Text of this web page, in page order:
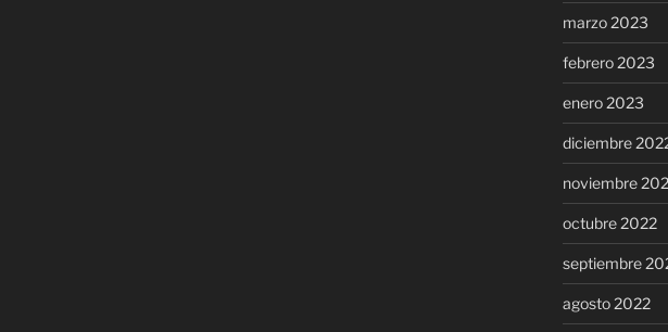
marzo 2023
febrero 2023
enero 2023
diciembre
noviembre
octubre 2022
septiembre
agosto 2022